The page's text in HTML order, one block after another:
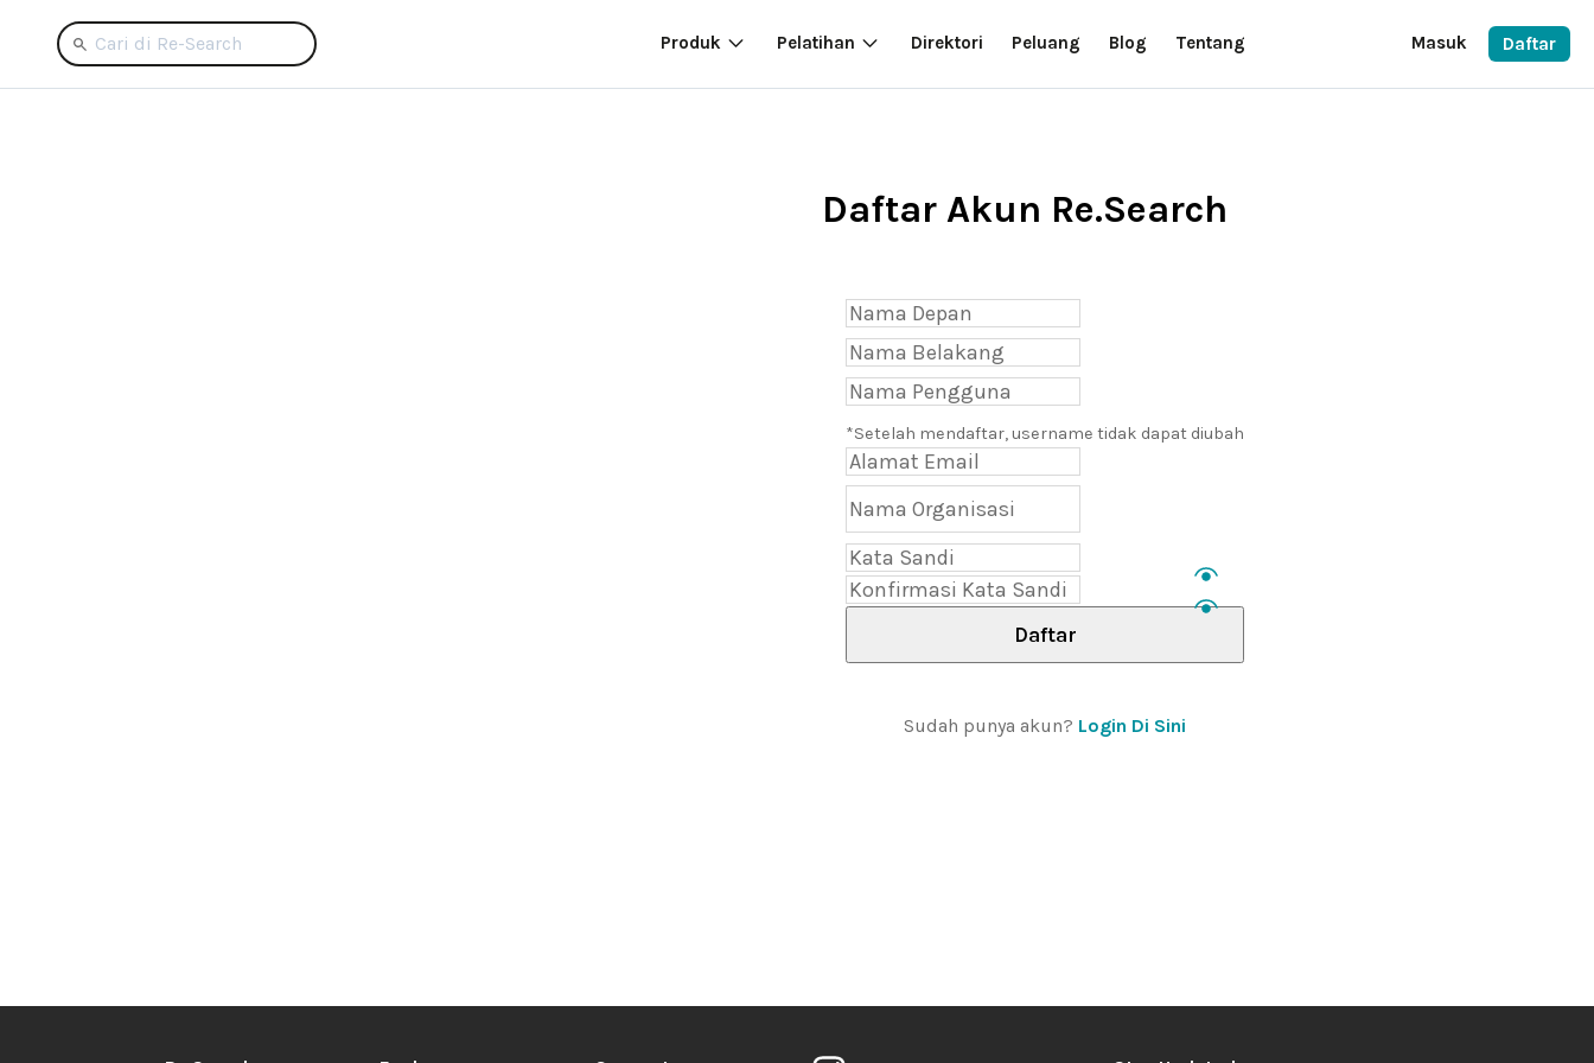
Produk Pelatihan Direktori Peluang Blog Tentang Masuk Daftar
Daftar Akun Re.Search
*Setelah mendaftar, username tidak dapat diubah
Daftar
Sudah punya akun? Login Di Sini